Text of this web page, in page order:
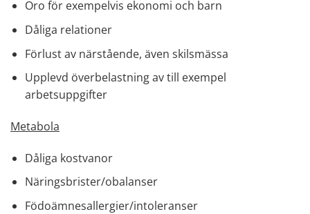
Oro för exempelvis ekonomi och barn
Dåliga relationer
Förlust av närstående, även skilsmässa
Upplevd överbelastning av till exempel
arbetsuppgifter
Metabola
Dåliga kostvanor
Näringsbrister/obalanser
Födoämnesallergier/intoleranser